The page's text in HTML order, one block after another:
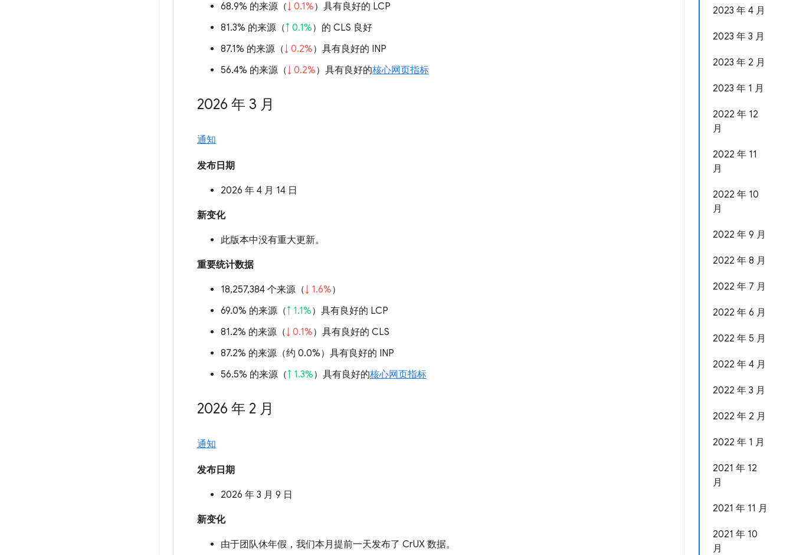
2023 年 4 月
2023 年 3 月
2023 年 2 月
2023 年 1 月
2022 年 12
月
2022 年 11
月
2022 年 10
月
2022 年 9 月
2022 年 8 月
2022 年 7 月
2022 年 6 月
2022 年 5 月
2022 年 4 月
2022 年 3 月
2022 年 2 月
2022 年 1 月
2021 年 12
月
2021 年 11 月
2021 年 10
月
68.9% 的来源（↓ 0.1%）具有良好的 LCP
81.3% 的来源（↑ 0.1%）的 CLS 良好
87.1% 的来源（↓ 0.2%）具有良好的 INP
56.4% 的来源（↓ 0.2%）具有良好的核心网页指标
2026 年 3 月
通知
发布日期
2026 年 4 月 14 日
新变化
此版本中没有重大更新。
重要统计数据
18,257,384 个来源（↓ 1.6%）
69.0% 的来源（↑ 1.1%）具有良好的 LCP
81.2% 的来源（↓ 0.1%）具有良好的 CLS
87.2% 的来源（约 0.0%）具有良好的 INP
56.5% 的来源（↑ 1.3%）具有良好的核心网页指标
2026 年 2 月
通知
发布日期
2026 年 3 月 9 日
新变化
由于团队休年假，我们本月提前一天发布了 CrUX 数据。